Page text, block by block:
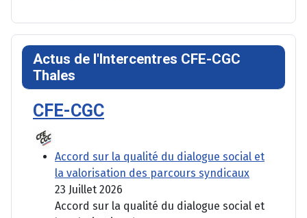
Actus de l'Intercentres CFE-CGC
Thales
CFE-CGC
Accord sur la qualité du dialogue social et
la valorisation des parcours syndicaux
23 Juillet 2026
Accord sur la qualité du dialogue social et